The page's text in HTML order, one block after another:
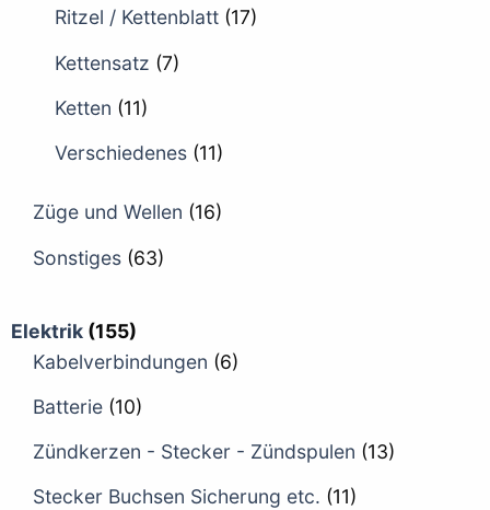
Ritzel / Kettenblatt (17)
Kettensatz (7)
Ketten (11)
Verschiedenes (11)
Züge und Wellen (16)
Sonstiges (63)
Elektrik (155)
Kabelverbindungen (6)
Batterie (10)
Zündkerzen - Stecker - Zündspulen (13)
Stecker Buchsen Sicherung etc. (11)